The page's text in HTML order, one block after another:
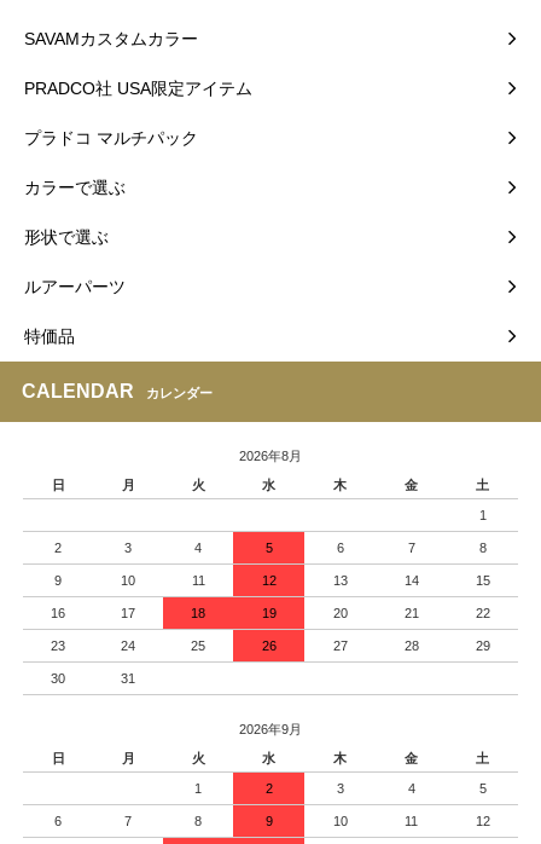
SAVAMカスタムカラー
PRADCO社 USA限定アイテム
プラドコ マルチパック
カラーで選ぶ
形状で選ぶ
ルアーパーツ
特価品
CALENDAR カレンダー
2026年8月
日
月 火 水 木 金 土
1
2 3 4 5 6 7 8
9 10 11 12 13 14 15
16 17 18 19 20 21 22
23 24 25 26 27 28 29
30 31
2026年9月
日
月 火 水 木 金 土
1 2 3 4 5
6 7 8 9 10 11 12